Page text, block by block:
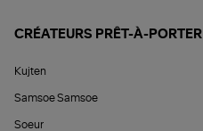
CRÉATEURS PRÊT-À-PORTER
Kujten
Samsoe Samsoe
Soeur